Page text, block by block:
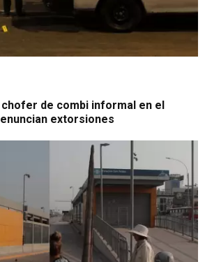
de combi informal en el
extorsiones